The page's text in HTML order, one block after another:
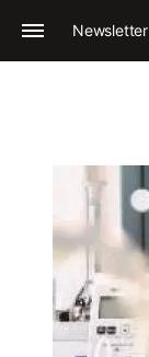
Newsletter